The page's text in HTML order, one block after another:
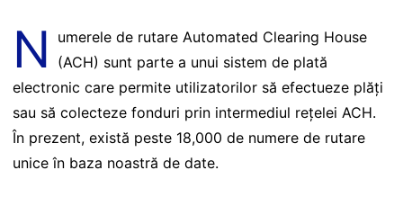
N
umerele de rutare Automated Clearing House
(ACH) sunt parte a unui sistem de plată
electronic care permite utilizatorilor să efectueze plăți
sau să colecteze fonduri prin intermediul rețelei ACH.
În prezent, există peste 18,000 de numere de rutare
unice în baza noastră de date.